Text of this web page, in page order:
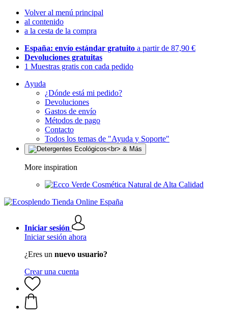
Volver al menú principal
al contenido
a la cesta de la compra
España: envío estándar gratuito a partir de 87,90 €
Devoluciones gratuitas
1 Muestras gratis con cada pedido
Ayuda
¿Dónde está mi pedido?
Devoluciones
Gastos de envío
Métodos de pago
Contacto
Todos los temas de "Ayuda y Soporte"
More inspiration
Cosmética Natural de Alta Calidad
Iniciar sesión
Iniciar sesión ahora
¿Eres un nuevo usuario?
Crear una cuenta